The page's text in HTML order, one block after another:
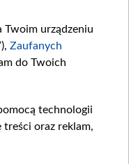
Twoim urządzeniu
Zaufanych
do Twoich
technologii
oraz reklam,